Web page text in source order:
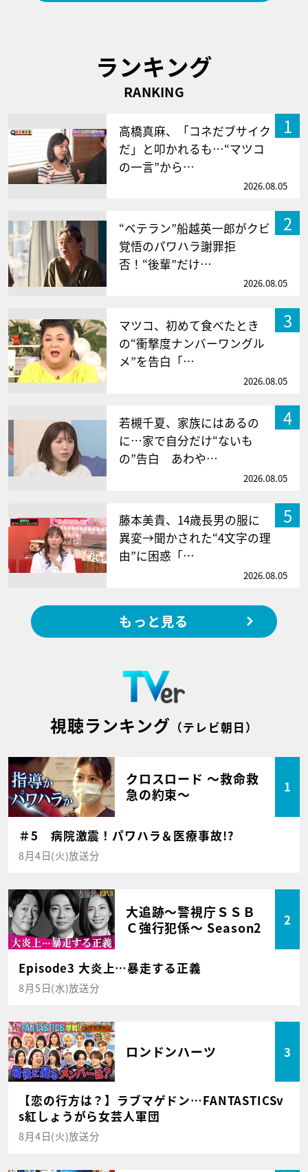
ランキング
RANKING
1
高橋真麻、「コネだブサイク
だ」と叩かれるも…“マツコ
の一言”から…
2026.08.05
2
“ベテラン”船越英一郎がクビ
覚悟のパワハラ謝罪拒
否！“後輩”だけ…
2026.08.05
3
マツコ、初めて食べたとき
の“衝撃度ナンバーワングル
メ”を告白「…
2026.08.05
4
若槻千夏、家族にはあるの
に…家で自分だけ“ないも
の”告白 あわや…
2026.08.05
5
藤本美貴、14歳長男の服に
異変→聞かされた“4文字の理
由”に困惑「…
2026.08.05
もっと見る
視聴ランキング （テレビ朝日）
クロスロード ～救命救
急の約束～
1
＃5 病院激震！パワハラ＆医療事故!?
8月4日(火)放送分
大追跡～警視庁ＳＳＢ
Ｃ強行犯係～ Season2
2
Episode3 大炎上…暴走する正義
8月5日(水)放送分
ロンドンハーツ 3
【恋の行方は？】ラブマゲドン…FANTASTICSv
s紅しょうがら女芸人軍団
8月4日(火)放送分